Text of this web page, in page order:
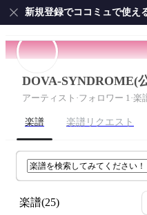
新規登録でココミュで使え
ホーム
ピアノ ギター
DOVA-SYNDROME(
アーティスト ·フォロワー 1·楽
楽譜 楽譜リクエスト
楽譜(25)